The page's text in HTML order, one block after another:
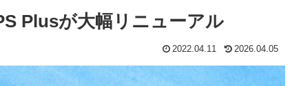
Plusが大幅リニューアル
2022.04.11 2026.04.05